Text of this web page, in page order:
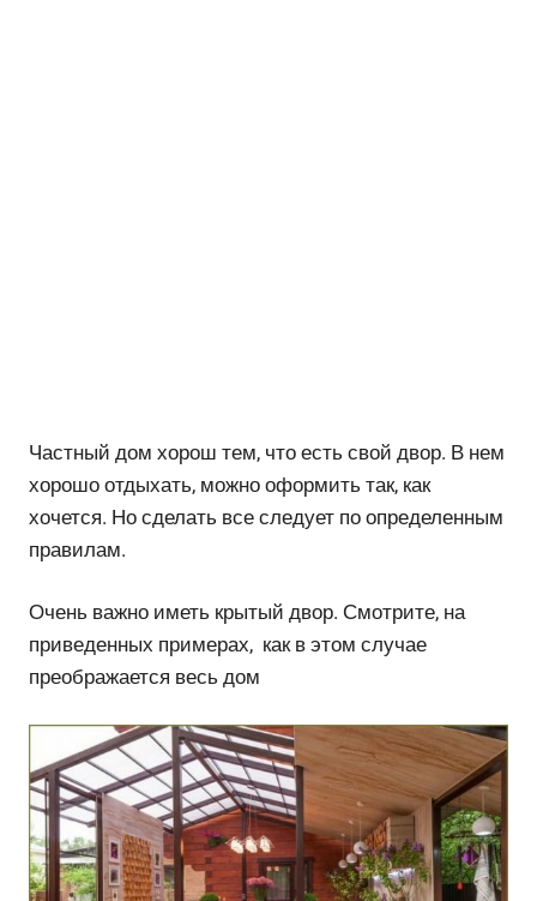
Частный дом хорош тем, что есть свой двор. В нем
хорошо отдыхать, можно оформить так, как
хочется. Но сделать все следует по определенным
правилам.
Очень важно иметь крытый двор. Смотрите, на
приведенных примерах, как в этом случае
преображается весь дом